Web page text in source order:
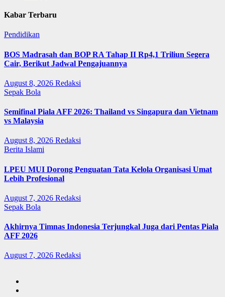
Kabar Terbaru
Pendidikan
BOS Madrasah dan BOP RA Tahap II Rp4,1 Triliun Segera
Cair, Berikut Jadwal Pengajuannya
August 8, 2026 Redaksi
Sepak Bola
Semifinal Piala AFF 2026: Thailand vs Singapura dan Vietnam
vs Malaysia
August 8, 2026 Redaksi
Berita Islami
LPEU MUI Dorong Penguatan Tata Kelola Organisasi Umat
Lebih Profesional
August 7, 2026 Redaksi
Sepak Bola
Akhirnya Timnas Indonesia Terjungkal Juga dari Pentas Piala
AFF 2026
August 7, 2026 Redaksi